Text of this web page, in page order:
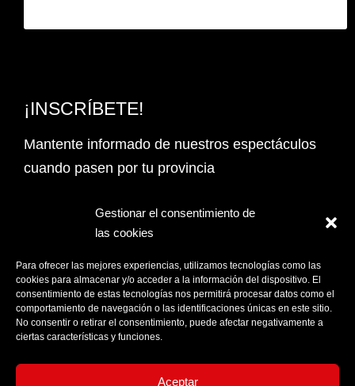
Gestionar el consentimiento de
las cookies
Para ofrecer las mejores experiencias, utilizamos tecnologías como las
cookies para almacenar y/o acceder a la información del dispositivo. El
consentimiento de estas tecnologías nos permitirá procesar datos como el
comportamiento de navegación o las identificaciones únicas en este sitio.
No consentir o retirar el consentimiento, puede afectar negativamente a
ciertas características y funciones.
Aceptar
¡INSCRÍBETE!
Mantente informado de nuestros espectáculos
cuando pasen por tu provincia
Email Address*
PROVINCIA
Acepto laPolítica de privacidad